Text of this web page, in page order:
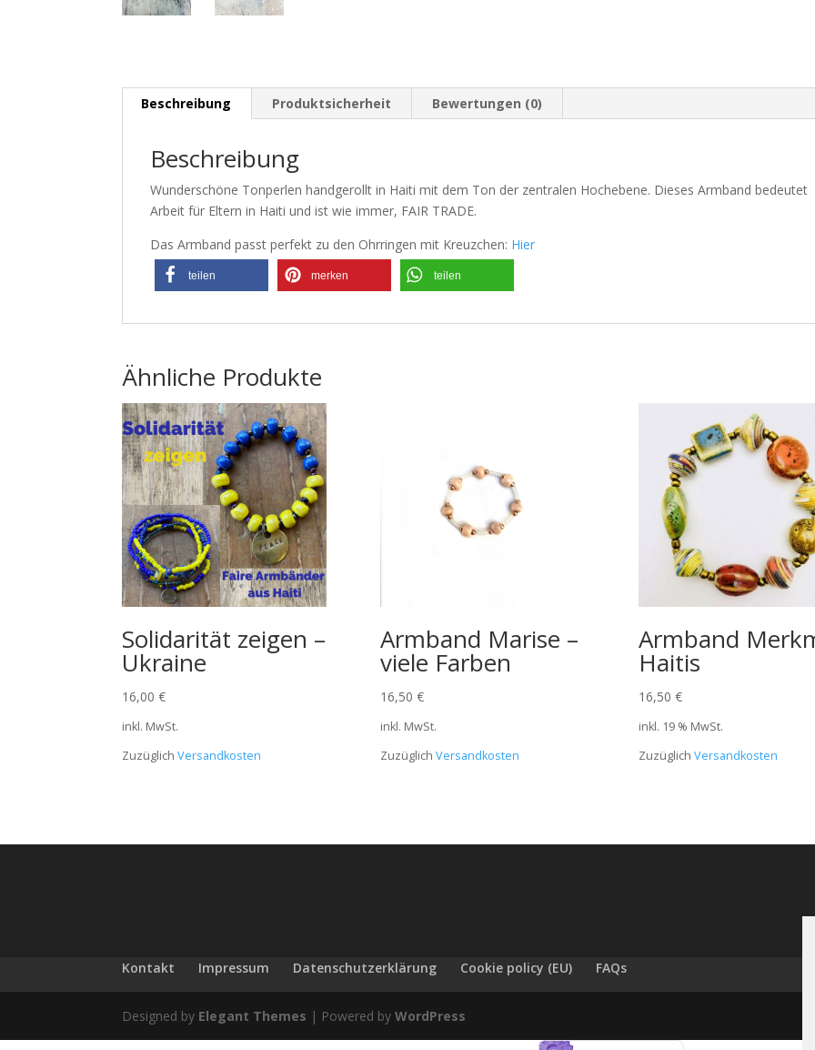
Beschreibung Produktsicherheit Bewertungen (0)
Beschreibung
Wunderschöne Tonperlen handgerollt in Haiti mit dem Ton der zentralen Hochebene. Dieses Armband bedeutet
Arbeit für Eltern in Haiti und ist wie immer, FAIR TRADE.
Das Armband passt perfekt zu den Ohrringen mit Kreuzchen: Hier
teilen merken teilen
Ähnliche Produkte
Solidarität zeigen –
Ukraine
16,00€
inkl. MwSt.
ZuzüglichVersandkosten
Armband Marise –
viele Farben
16,50 €
inkl. MwSt.
Zuzüglich Versandkosten
Armband
Haitis
16,50 €
inkl. 19 % MwSt.
Zuzüglich Versandkosten
Kontakt Impressum Datenschutzerklärung Cookie policy (EU) FAQs
Designed by Elegant Themes | Powered byWordPress